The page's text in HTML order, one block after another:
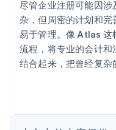
尽管企业注册可能因
杂，但周密的计划和
易于管理。像 Atlas 这
流程，将专业的会计
结合起来，把曾经复杂
English
巴西
Português English
保加利亚
English
比利时
丹麦